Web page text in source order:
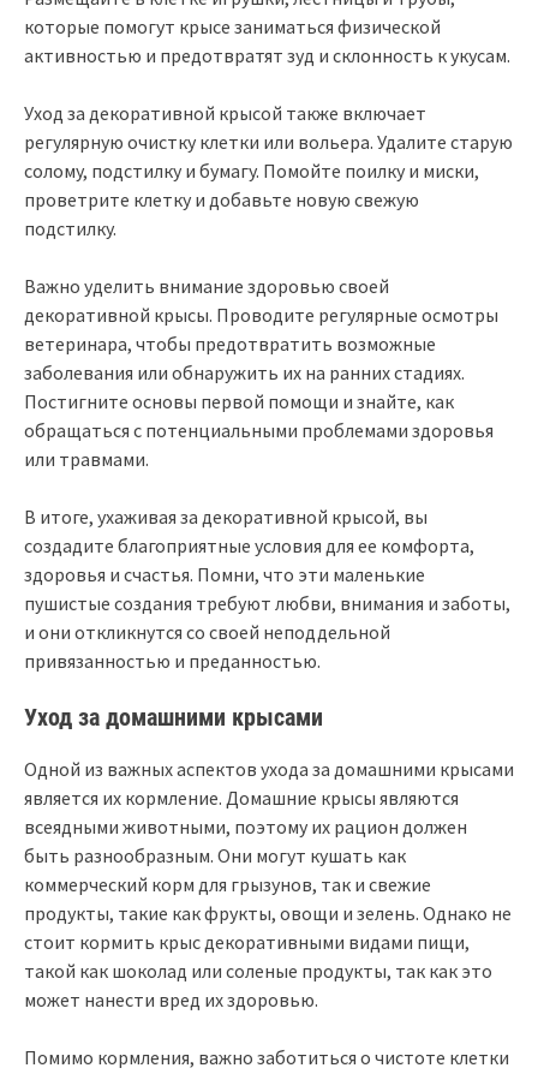
которые помогут крысе заниматься физической
активностью и предотвратят зуд и склонность к укусам.
Уход за декоративной крысой также включает
регулярную очистку клетки или вольера. Удалите старую
солому, подстилку и бумагу. Помойте поилку и миски,
проветрите клетку и добавьте новую свежую
подстилку.
Важно уделить внимание здоровью своей
декоративной крысы. Проводите регулярные осмотры
ветеринара, чтобы предотвратить возможные
заболевания или обнаружить их на ранних стадиях.
Постигните основы первой помощи и знайте, как
обращаться с потенциальными проблемами здоровья
или травмами.
В итоге, ухаживая за декоративной крысой, вы
создадите благоприятные условия для ее комфорта,
здоровья и счастья. Помни, что эти маленькие
пушистые создания требуют любви, внимания и заботы,
и они откликнутся со своей неподдельной
привязанностью и преданностью.
Уход за домашними крысами
Одной из важных аспектов ухода за домашними крысами
является их кормление. Домашние крысы являются
всеядными животными, поэтому их рацион должен
быть разнообразным. Они могут кушать как
коммерческий корм для грызунов, так и свежие
продукты, такие как фрукты, овощи и зелень. Однако не
стоит кормить крыс декоративными видами пищи,
такой как шоколад или соленые продукты, так как это
может нанести вред их здоровью.
Помимо кормления, важно заботиться о чистоте клетки